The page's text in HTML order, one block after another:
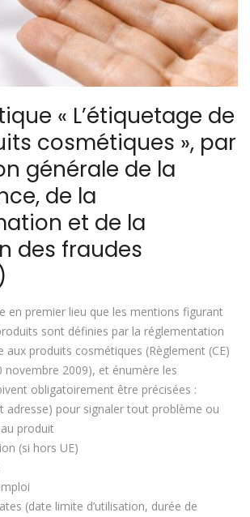
« L’étiquetage de
cosmétiques », par
générale de la
de la
et de la
des fraudes
en premier lieu que les mentions figurant
sont définies par la réglementation
aux produits cosmétiques (Règlement (CE)
novembre 2009), et énumère les
obligatoirement être précisées :
adresse) pour signaler tout problème ou
produit
(si hors UE)
(date limite d’utilisation, durée de